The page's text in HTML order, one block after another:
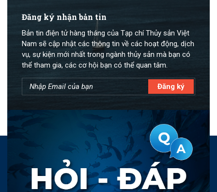
Trung tâm đã khắc phục
thành công sự cố hỏng máy
của tàu cá BĐ 91388 TS.
Đăng ký nhận bản tin
Bản tin điện tử hàng tháng của Tạp chí Thủy sản Việt
Nam sẽ cập nhật các thông tin về các hoạt động, dịch
vụ, sự kiện mới nhất trong ngành thủy sản mà bạn có
thể tham gia, các cơ hội bạn có thể quan tâm.